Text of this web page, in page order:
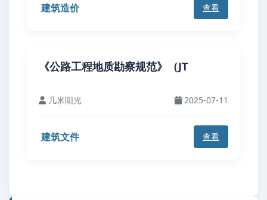
建筑造价 查看
《公路工程地质勘察规范》（JT
几米阳光 2025-07-11
建筑文件 查看